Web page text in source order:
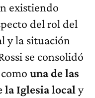
existiendo
del rol del
y la situación
se consolidó
una de las
la Iglesia local y